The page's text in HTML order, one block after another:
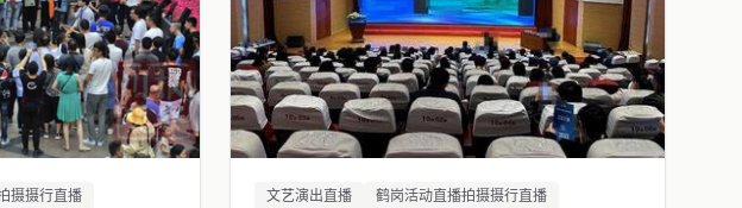
摄摄行直播 文艺演出直播 鹤岗活动直播拍摄摄行直播